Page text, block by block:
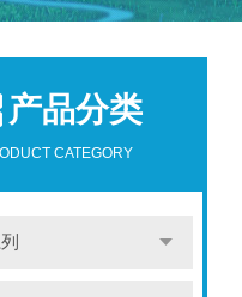
产品分类
CATEGORY